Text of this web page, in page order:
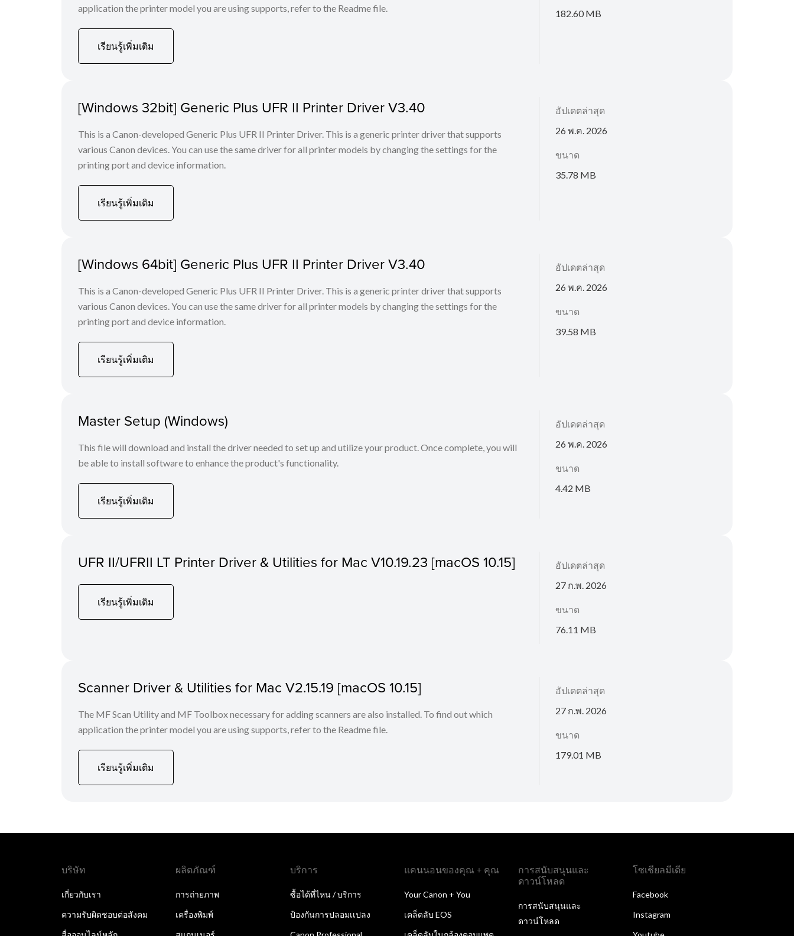
application the printer model you are using supports, refer to the Readme file.
เรียนรู้เพิ่มเติม
182.60 MB
[Windows 32bit] Generic Plus UFR II Printer Driver V3.40
This is a Canon-developed Generic Plus UFR II Printer Driver. This is a generic printer driver that supports
various Canon devices. You can use the same driver for all printer models by changing the settings for the
printing port and device information.
เรียนรู้เพิ่มเติม
อัปเดตล่าสุด
26 พ.ค. 2026
ขนาด
35.78 MB
[Windows 64bit] Generic Plus UFR II Printer Driver V3.40
This is a Canon-developed Generic Plus UFR II Printer Driver. This is a generic printer driver that supports
various Canon devices. You can use the same driver for all printer models by changing the settings for the
printing port and device information.
เรียนรู้เพิ่มเติม
อัปเดตล่าสุด
26 พ.ค. 2026
ขนาด
39.58 MB
Master Setup (Windows)
This file will download and install the driver needed to set up and utilize your product. Once complete, you will
be able to install software to enhance the product's functionality.
เรียนรู้เพิ่มเติม
อัปเดตล่าสุด
26 พ.ค. 2026
ขนาด
4.42 MB
UFR II/UFRII LT Printer Driver & Utilities for Mac V10.19.23 [macOS 10.15]
เรียนรู้เพิ่มเติม
อัปเดตล่าสุด
27 ก.พ. 2026
ขนาด
76.11 MB
Scanner Driver & Utilities for Mac V2.15.19 [macOS 10.15]
The MF Scan Utility and MF Toolbox necessary for adding scanners are also installed. To find out which
application the printer model you are using supports, refer to the Readme file.
เรียนรู้เพิ่มเติม
อัปเดตล่าสุด
27 ก.พ. 2026
ขนาด
179.01 MB
บริษัท
เกี่ยวกับเรา
ความรับผิดชอบต่อสังคม
ผลิตภัณฑ์
การถ่ายภาพ
เครื่องพิมพ์
บริการ
ซื้อได้ที่ไหน / บริการ
ป้องกันการปลอมเเปลง
แคนนอนของคุณ + คุณ
Your Canon + You
เคล็ดลับ EOS
การสนับสนุนและ
ดาวน์โหลด
การสนับสนุนและ
ดาวน์โหลด
โซเชียลมีเดีย
Facebook
Instagram